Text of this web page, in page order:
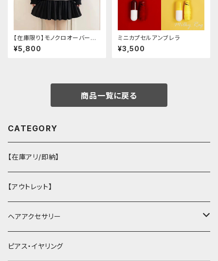
【在庫限り】モノクロオーバーサ
イズパンダパーカー
¥5,800
ミニカプセルアンブレラ
¥3,500
商品一覧に戻る
CATEGORY
【在庫アリ/即納】
【アウトレット】
ヘアアクセサリー
ヘアクリップ
ピアス・イヤリング